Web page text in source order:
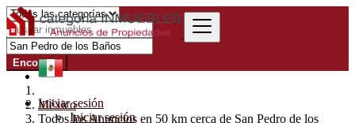
Iniciar sesión
Iniciar sesión
Encontrar
México
Todos los Anuncios en 50 km cerca de San Pedro de los